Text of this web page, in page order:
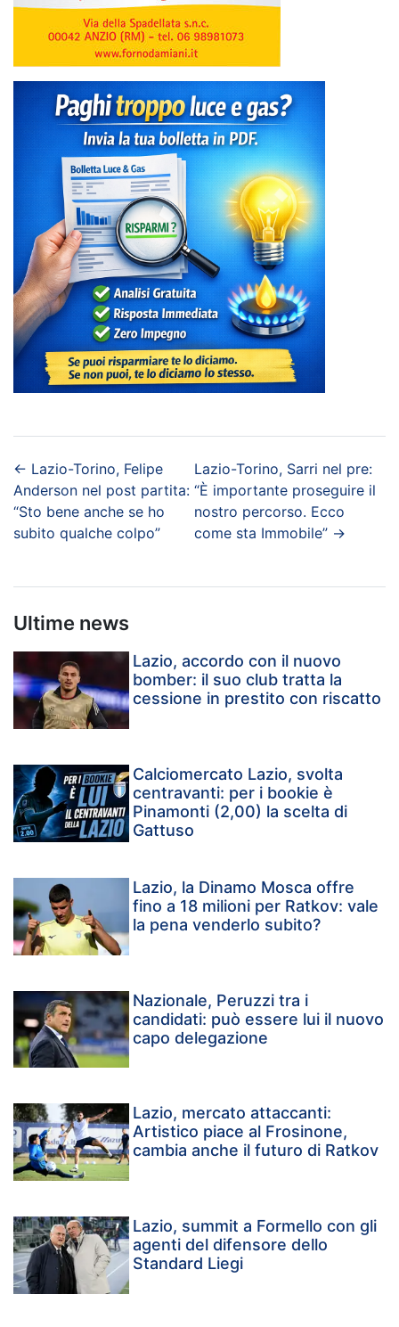
← Lazio-Torino, Felipe
Anderson nel post partita:
“Sto bene anche se ho
subito qualche colpo”
Lazio-Torino, Sarri nel pre:
“È importante proseguire il
nostro percorso. Ecco
come sta Immobile” →
Ultime news
Lazio, accordo con il nuovo
bomber: il suo club tratta la
cessione in prestito con riscatto
Calciomercato Lazio, svolta
centravanti: per i bookie è
Pinamonti (2,00) la scelta di
Gattuso
Lazio, la Dinamo Mosca offre
fino a 18 milioni per Ratkov: vale
la pena venderlo subito?
Nazionale, Peruzzi tra i
candidati: può essere lui il nuovo
capo delegazione
Lazio, mercato attaccanti:
Artistico piace al Frosinone,
cambia anche il futuro di Ratkov
Lazio, summit a Formello con gli
agenti del difensore dello
Standard Liegi